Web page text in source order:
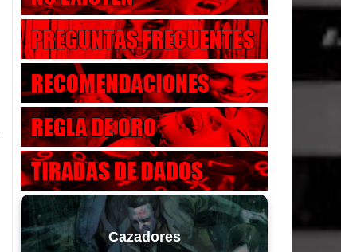
Cazadores